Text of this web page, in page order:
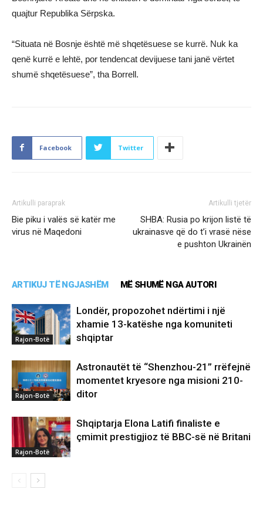
quajtur Republika Sërpska.
“Situata në Bosnje është më shqetësuese se kurrë. Nuk ka
qenë kurrë e lehtë, por tendencat devijuese tani janë vërtet
shumë shqetësuese”, tha Borrell.
Facebook Twitter
Artikulli paraprak
Bie piku i valës së katër me
virus në Maqedoni
Artikulli tjetër
SHBA: Rusia po krijon listë të
ukrainasve që do t’i vrasë nëse
e pushton Ukrainën
ARTIKUJ TË NGJASHËM MË SHUMË NGA AUTORI
Rajon-Botë
Londër, propozohet ndërtimi i një
xhamie 13-katëshe nga komuniteti
shqiptar
Rajon-Botë
Astronautët të “Shenzhou-21” rrëfejnë
momentet kryesore nga misioni 210-
ditor
Rajon-Botë
Shqiptarja Elona Latifi finaliste e
çmimit prestigjioz të BBC-së në Britani